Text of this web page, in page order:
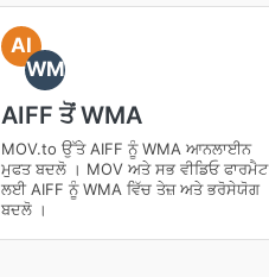
AI
WM
AIFF ਤੋਂ WMA
MOV.to ਉੱਤੇ AIFF ਨੂੰ WMA ਆਨਲਾਈਨ
ਮੁਫਤ ਬਦਲੋ । MOV ਅਤੇ ਸਭ ਵੀਡਿਓ ਫਾਰਮੈਟ
ਲਈ AIFF ਨੂੰ WMA ਵਿੱਚ ਤੇਜ਼ ਅਤੇ ਭਰੋਸੇਯੋਗ
ਬਦਲੋ ।